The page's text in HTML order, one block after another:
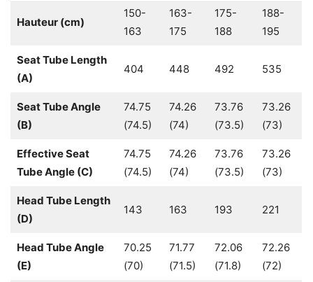
Hauteur (cm)
150-
163
163-
175
175-
188
188-
195
Seat Tube Length
(A)
404 448 492 535
Seat Tube Angle
(B)
74.75
(74.5)
74.26
(74)
73.76
(73.5)
73.26
(73)
Effective Seat
Tube Angle (C)
74.75
(74.5)
74.26
(74)
73.76
(73.5)
73.26
(73)
Head Tube Length
(D)
143 163 193 221
Head Tube Angle
(E)
70.25
(70)
71.77
(71.5)
72.06
(71.8)
72.26
(72)